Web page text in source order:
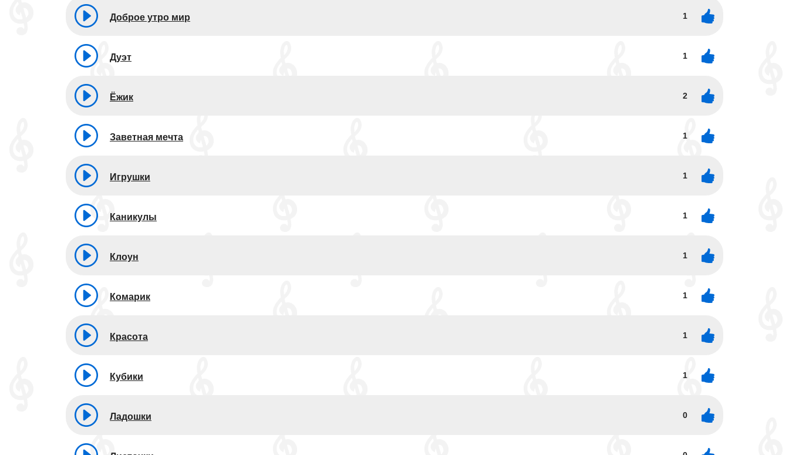
Доброе утро мир 1
Дуэт 1
Ёжик 2
Заветная мечта 1
Игрушки 1
Каникулы 1
Клоун 1
Комарик 1
Красота 1
Кубики 1
Ладошки 0